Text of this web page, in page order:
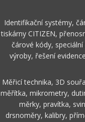
Identifikační systémy,
tiskárny CITIZEN,
čárové kódy,
výroby, řešení
Měřicí technika, 3D
měřítka, mikrometry,
měrky, pravítka,
drsnoměry, kalibry,